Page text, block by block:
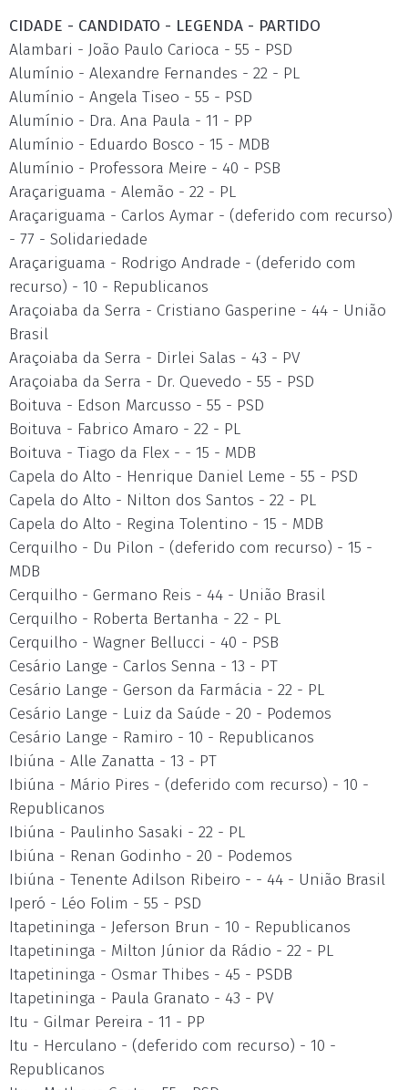
CIDADE - CANDIDATO - LEGENDA - PARTIDO
Alambari - João Paulo Carioca - 55 - PSD
Alumínio - Alexandre Fernandes - 22 - PL
Alumínio - Angela Tiseo - 55 - PSD
Alumínio - Dra. Ana Paula - 11 - PP
Alumínio - Eduardo Bosco - 15 - MDB
Alumínio - Professora Meire - 40 - PSB
Araçariguama - Alemão - 22 - PL
Araçariguama - Carlos Aymar - (deferido com recurso)
- 77 - Solidariedade
Araçariguama - Rodrigo Andrade - (deferido com
recurso) - 10 - Republicanos
Araçoiaba da Serra - Cristiano Gasperine - 44 - União
Brasil
Araçoiaba da Serra - Dirlei Salas - 43 - PV
Araçoiaba da Serra - Dr. Quevedo - 55 - PSD
Boituva - Edson Marcusso - 55 - PSD
Boituva - Fabrico Amaro - 22 - PL
Boituva - Tiago da Flex - - 15 - MDB
Capela do Alto - Henrique Daniel Leme - 55 - PSD
Capela do Alto - Nilton dos Santos - 22 - PL
Capela do Alto - Regina Tolentino - 15 - MDB
Cerquilho - Du Pilon - (deferido com recurso) - 15 -
MDB
Cerquilho - Germano Reis - 44 - União Brasil
Cerquilho - Roberta Bertanha - 22 - PL
Cerquilho - Wagner Bellucci - 40 - PSB
Cesário Lange - Carlos Senna - 13 - PT
Cesário Lange - Gerson da Farmácia - 22 - PL
Cesário Lange - Luiz da Saúde - 20 - Podemos
Cesário Lange - Ramiro - 10 - Republicanos
Ibiúna - Alle Zanatta - 13 - PT
Ibiúna - Mário Pires - (deferido com recurso) - 10 -
Republicanos
Ibiúna - Paulinho Sasaki - 22 - PL
Ibiúna - Renan Godinho - 20 - Podemos
Ibiúna - Tenente Adilson Ribeiro - - 44 - União Brasil
Iperó - Léo Folim - 55 - PSD
Itapetininga - Jeferson Brun - 10 - Republicanos
Itapetininga - Milton Júnior da Rádio - 22 - PL
Itapetininga - Osmar Thibes - 45 - PSDB
Itapetininga - Paula Granato - 43 - PV
Itu - Gilmar Pereira - 11 - PP
Itu - Herculano - (deferido com recurso) - 10 -
Republicanos